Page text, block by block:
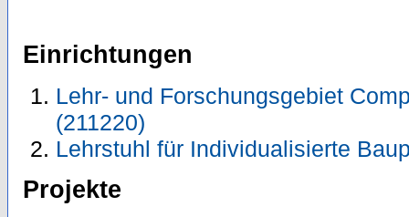
Einrichtungen
Lehr- und Forschungsgebiet
(211220)
Lehrstuhl für Individualisierte
Projekte